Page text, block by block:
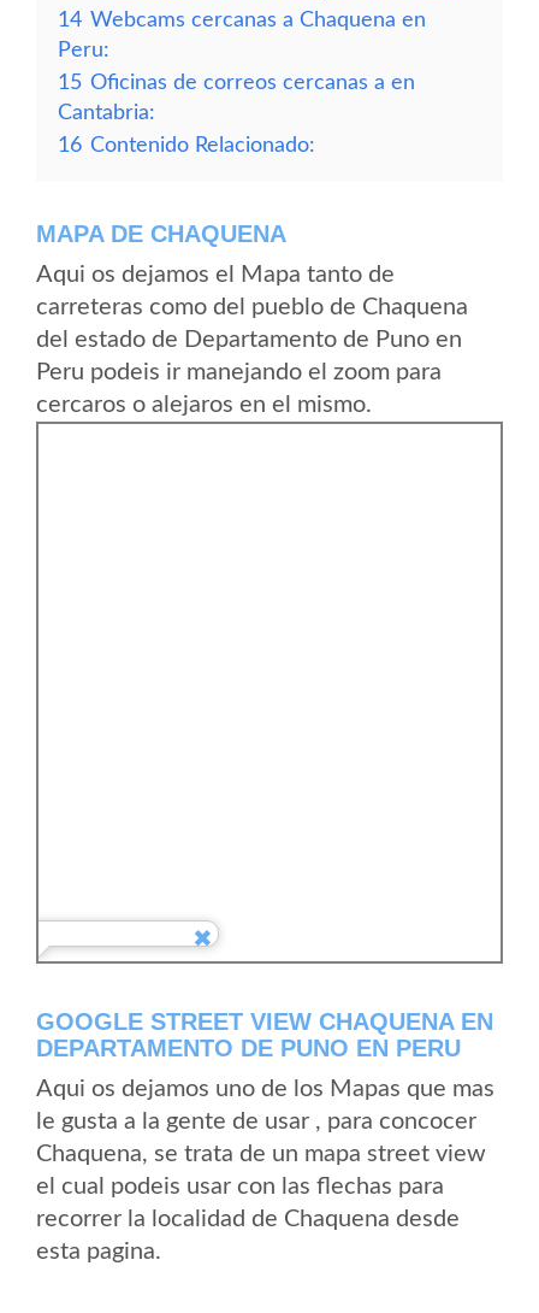
14 Webcams cercanas a Chaquena en
Peru:
15 Oficinas de correos cercanas a en
Cantabria:
16 Contenido Relacionado:
MAPA DE CHAQUENA
Aqui os dejamos el Mapa tanto de
carreteras como del pueblo de Chaquena
del estado de Departamento de Puno en
Peru podeis ir manejando el zoom para
cercaros o alejaros en el mismo.
GOOGLE STREET VIEW CHAQUENA EN
DEPARTAMENTO DE PUNO EN PERU
Aqui os dejamos uno de los Mapas que mas
le gusta a la gente de usar , para concocer
Chaquena, se trata de un mapa street view
el cual podeis usar con las flechas para
recorrer la localidad de Chaquena desde
esta pagina.